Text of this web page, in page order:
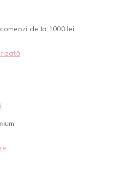
de la 1000 lei